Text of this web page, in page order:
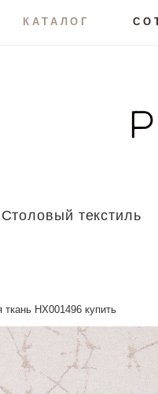
КАТАЛОГ
Столовый текстиль
ткань HX001496 купить